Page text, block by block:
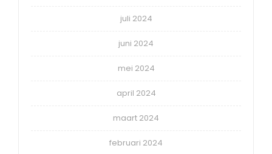
juli 2024
juni 2024
mei 2024
april 2024
maart 2024
februari 2024